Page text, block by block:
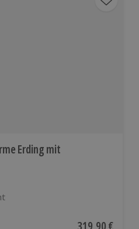
Erding mit
Aktueller Preis
319,90 €